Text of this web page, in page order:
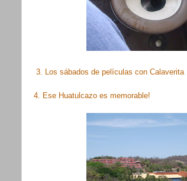
3. Los sábados de películas con Calaverita
4. Ese Huatulcazo es memorable!